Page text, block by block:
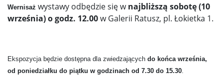
Wernisaż wystawy odbędzie się wnajbliższą sobotę (10
września) o godz. 12.00w Galerii Ratusz, pl. Łokietka 1.
Ekspozycja będzie dostępna dla zwiedzających do końca września,
od poniedziałku do piątku w godzinach od 7.30 do 15.30